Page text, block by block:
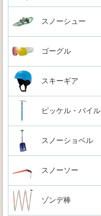
スノーシュー
ゴーグル
スキーギア
ピッケル・バイル
スノーショベル
スノーソー
ゾンデ棒